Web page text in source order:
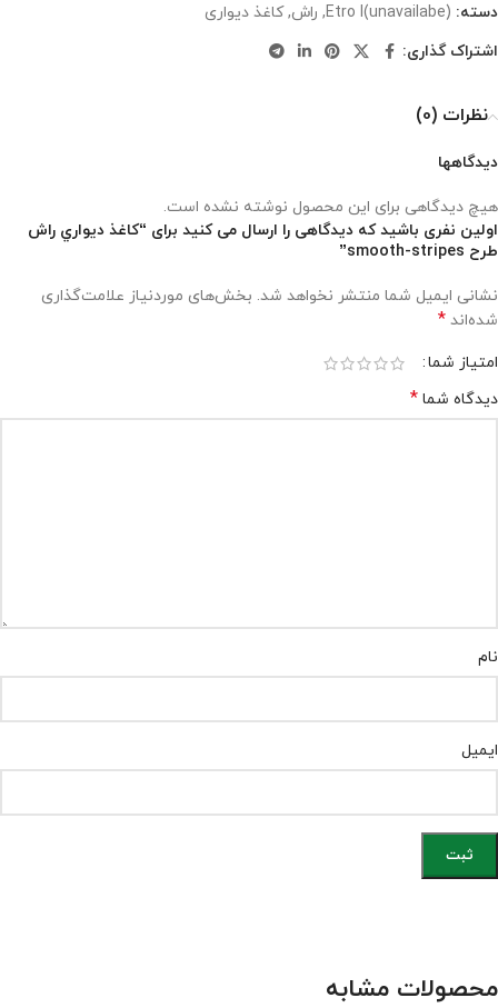
دسته: (unavailabe)Etro I
, راش, کاغذ دیواری
اشتراک گذاری:
نظرات (0)
دیدگاهها
هیچ دیدگاهی برای این محصول نوشته نشده است.
اولین نفری باشید که دیدگاهی را ارسال می کنید برای “کاغذ ديواري راش
طرح smooth-stripes”
نشانی ایمیل شما منتشر نخواهد شد. بخش‌های موردنیاز علامت‌گذاری
شده‌اند *
امتیاز شما
دیدگاه شما *
نام
ایمیل
محصولات مشابه